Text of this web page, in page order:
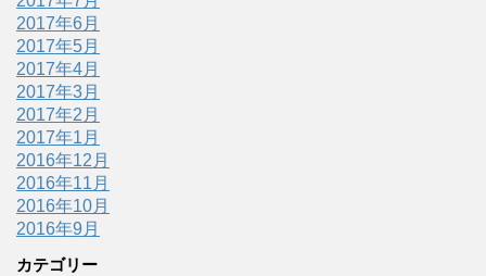
2017年6月
2017年5月
2017年4月
2017年3月
2017年2月
2017年1月
2016年12月
2016年11月
2016年10月
2016年9月
カテゴリー